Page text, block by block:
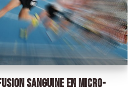
SANGUINE EN MICRO-